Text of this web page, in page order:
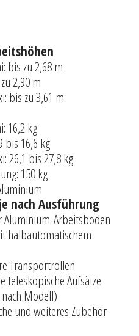
bis zu 2,68 m
2,90 m
bis zu 3,61 m
16,2 kg
bis 16,6 kg
26,1 bis 27,8 kg
150 kg
nach Ausführung
Aluminium-Arbeitsboden
halbautomatischem
Transportrollen
teleskopische Aufsätze
Modell)
und weiteres Zubehör